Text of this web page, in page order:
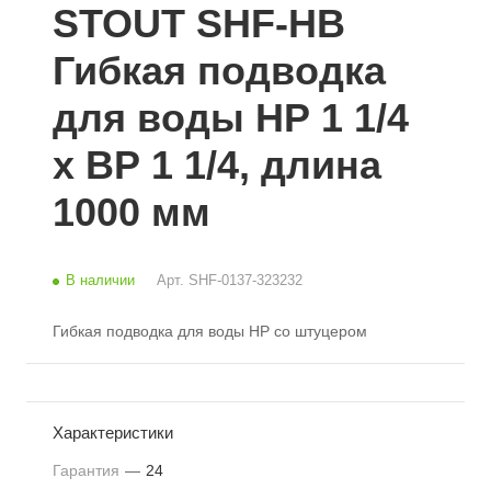
STOUT SHF-НВ
Гибкая подводка
для воды НР 1 1/4
х ВР 1 1/4, длина
1000 мм
В наличии Арт. SHF-0137-323232
Гибкая подводка для воды НР со штуцером
Характеристики
Гарантия — 24